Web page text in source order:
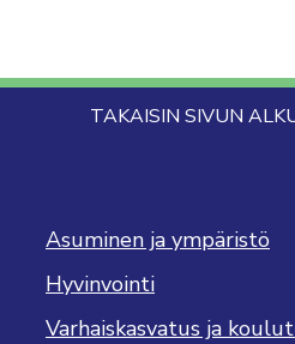
TAKAISIN SIVUN
Asuminen ja ympäristö
Hyvinvointi
Varhaiskasvatus ja